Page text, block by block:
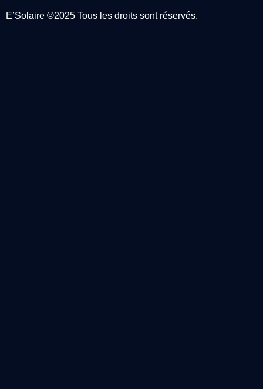
E’Solaire ©2025 Tous les droits sont réservés.